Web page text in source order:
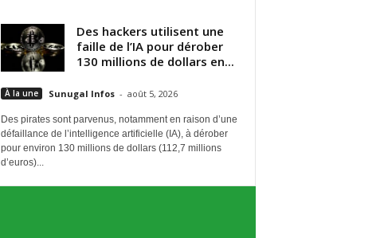
Des hackers utilisent une
faille de l’IA pour dérober
130 millions de dollars en...
À la une Sunugal Infos - août 5, 2026
Des pirates sont parvenus, notamment en raison d’une
défaillance de l’intelligence artificielle (IA), à dérober
pour environ 130 millions de dollars (112,7 millions
d’euros)...